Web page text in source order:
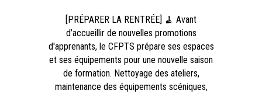
[PRÉPARER LA RENTRÉE] 🧹 Avant
d’accueillir de nouvelles promotions
d'apprenants, le CFPTS prépare ses espaces
et ses équipements pour une nouvelle saison
de formation. Nettoyage des ateliers,
maintenance des équipements scéniques,